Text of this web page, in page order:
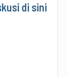
di sini